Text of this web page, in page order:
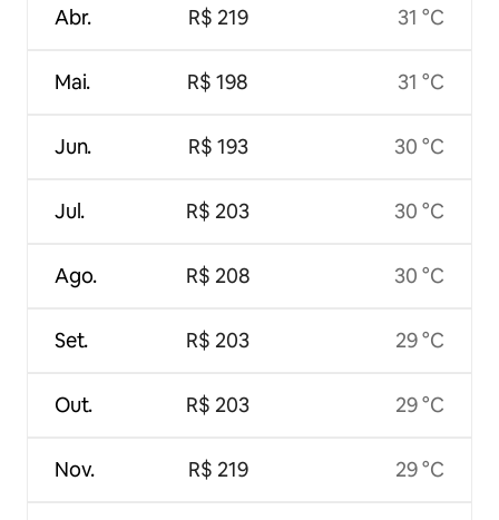
Abr.
Mai.
Jun.
Jul.
Ago.
Set.
Out.
Nov.
R$ 219
R$ 198
R$ 193
R$ 203
R$ 208
R$ 203
R$ 203
R$ 219
31 °C
31 °C
30 °C
30 °C
30 °C
29 °C
29 °C
29 °C